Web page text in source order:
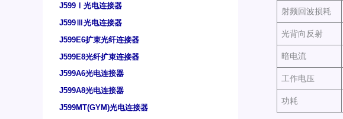
J599Ⅰ光电连接器
J599Ⅲ光电连接器
J599E6扩束光纤连接器
J599E8光纤扩束连接器
J599A6光电连接器
J599A8光电连接器
J599MT(GYM)光电连接器
射频回波损耗
光背向反射
暗电流
工作电压
功耗